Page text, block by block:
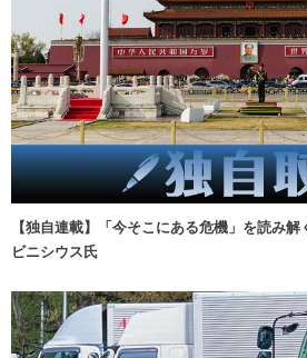
【独自連載】「今そこにある危機」を読み
ビニシウス氏